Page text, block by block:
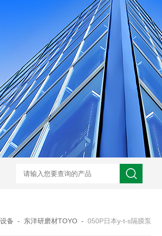
本heidon外部输出搅拌器 搅拌器100日本heidon循环
备 - 东洋研磨材TOYO - 050P日本y-t-s隔膜泵